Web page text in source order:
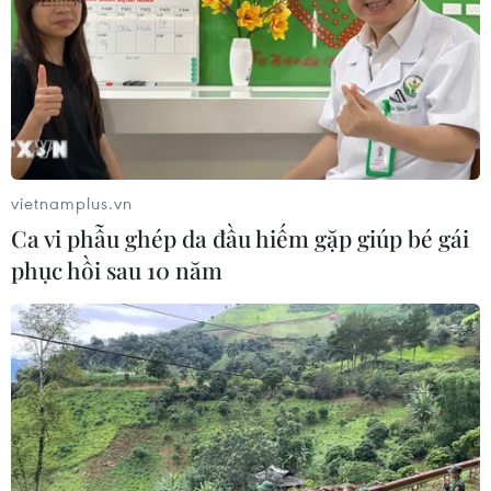
Thời tiết ngày 5/8: Bắc Bộ tiếp tục
mưa lớn, nguy cơ lũ quét và sạt lở đất
gia tăng
04/08/2026 23:08
Xem thêm
CƠ QUAN CHỦ QUẢN: THÔNG TẤN XÃ VIỆT NAM
Tổng Biên tập: TRẦN TIẾN DUẨN
vietnamplus.vn
Ca vi phẫu ghép da đầu hiếm gặp giúp bé gái
phục hồi sau 10 năm